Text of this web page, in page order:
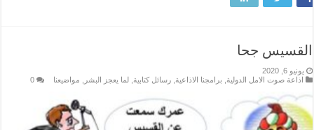
القسيس جحا
يونيو 6, 2020
اذاعة صوت الامل الدولية
برامجنا الاذاعية ,رسائل كتابية ,لما يعجز البشر مواضيعنا 0